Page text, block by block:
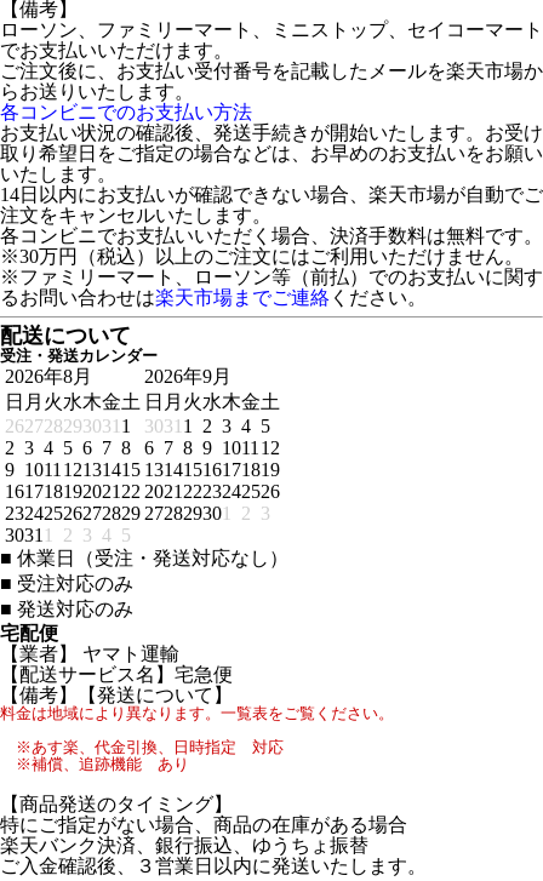
【備考】
ローソン、ファミリーマート、ミニストップ、セイコーマート
でお支払いいただけます。
ご注文後に、お支払い受付番号を記載したメールを楽天市場か
らお送りいたします。
各コンビニでのお支払い方法
お支払い状況の確認後、発送手続きが開始いたします。お受け
取り希望日をご指定の場合などは、お早めのお支払いをお願い
いたします。
14日以内にお支払いが確認できない場合、楽天市場が自動でご
注文をキャンセルいたします。
各コンビニでお支払いいただく場合、決済手数料は無料です。
※30万円（税込）以上のご注文にはご利用いただけません。
※ファミリーマート、ローソン等（前払）でのお支払いに関す
るお問い合わせは楽天市場までご連絡 ください。
配送について
受注・発送カレンダー
2026年8月
日 月 火水木金土
2627282930311
2 3 4 5 6 7 8
9 101112131415
16171819202122
23242526272829
30311 2 3 4 5
2026年9月
日 月 火水木金土
30311 2 3 4 5
6 7 8 9 101112
13141516171819
20212223242526
272829301 2 3
■ 休業日（受注・発送対応なし）
■ 受注対応のみ
■ 発送対応のみ
宅配便
【業者】 ヤマト運輸
【配送サービス名】宅急便
【備考】【発送について】
料金は地域により異なります。一覧表をご覧ください。
※あす楽、代金引換、日時指定 対応
※補償、追跡機能 あり
【商品発送のタイミング】
特にご指定がない場合、商品の在庫がある場合
楽天バンク決済、銀行振込、ゆうちょ振替
ご入金確認後、３営業日以内に発送いたします。